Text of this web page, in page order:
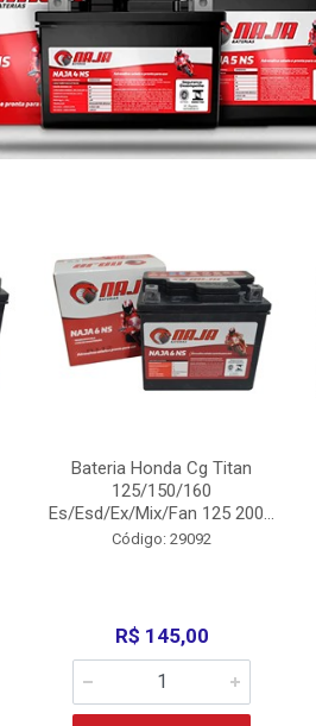
Bateria Honda Cg Titan
125/150/160
Es/Esd/Ex/Mix/Fan 125 200...
Código: 29092
R$ 145,00